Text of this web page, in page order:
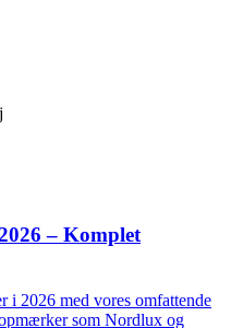
– Komplet
i 2026 med vores omfattende
som Nordlux og